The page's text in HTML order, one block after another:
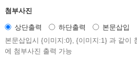
첨부사진
상단출력 하단출력
본문삽입
본문삽입시 {이미지:0}, {이미지:1} 과 같이
에 첨부사진 출력 가능